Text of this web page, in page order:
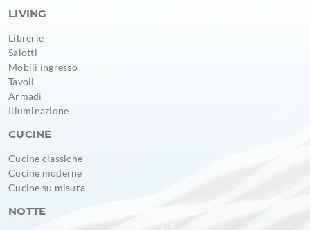
LIVING
Librerie
Salotti
Mobili ingresso
Tavoli
Armadi
Illuminazione
CUCINE
Cucine classiche
Cucine moderne
Cucine su misura
NOTTE